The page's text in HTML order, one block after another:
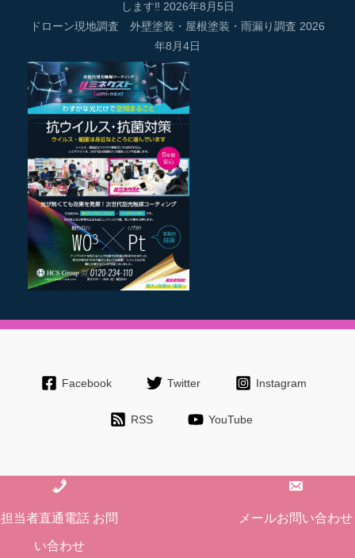
します‼ 2026年8月5日
ドローン現地調査 外壁塗装・屋根塗装・雨漏り調査 2026
年8月4日
Facebook Twitter Instagram
RSS YouTube
ームの事なら有限会社永井塗装
担当者直通電話 お問
い合わせ
メールお問い合わせ